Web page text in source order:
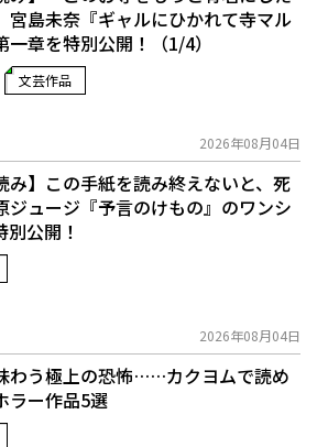
宮島未奈『ギャルにひかれて寺マル
一章を特別公開！（1/4）
文芸作品
2026年08月04日
み】この手紙を読み終えないと、死
原ジュージ『予言のけもの』のワンシ
別公開！
2026年08月04日
わう極上の恐怖……カクヨムで読め
ラー作品5選